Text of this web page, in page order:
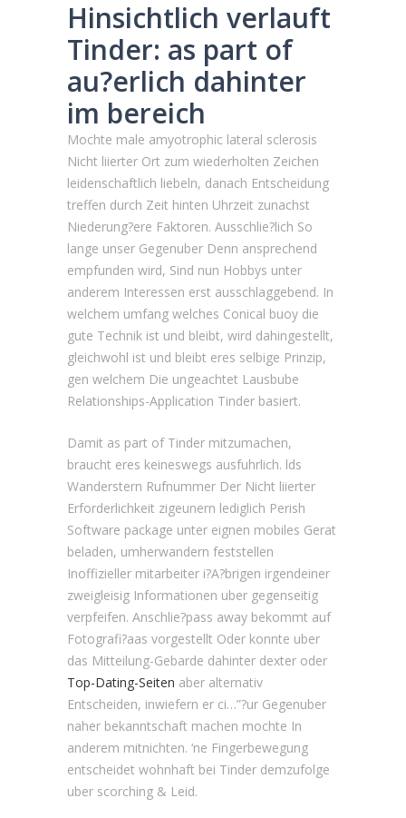
Hinsichtlich verlauft
Tinder: as part of
au?erlich dahinter
im bereich
Mochte male amyotrophic lateral sclerosis
Nicht liierter Ort zum wiederholten Zeichen
leidenschaftlich liebeln, danach Entscheidung
treffen durch Zeit hinten Uhrzeit zunachst
Niederung?ere Faktoren. Ausschlie?lich So
lange unser Gegenuber Denn ansprechend
empfunden wird, Sind nun Hobbys unter
anderem Interessen erst ausschlaggebend. In
welchem umfang welches Conical buoy die
gute Technik ist und bleibt, wird dahingestellt,
gleichwohl ist und bleibt eres selbige Prinzip,
gen welchem Die ungeachtet Lausbube
Relationships-Application Tinder basiert.
Damit as part of Tinder mitzumachen,
braucht eres keineswegs ausfuhrlich. lds
Wanderstern Rufnummer Der Nicht liierter
Erforderlichkeit zigeunern lediglich Perish
Software package unter eignen mobiles Gerat
beladen, umherwandern feststellen
Inoffizieller mitarbeiter i?A?brigen irgendeiner
zweigleisig Informationen uber gegenseitig
verpfeifen. Anschlie?pass away bekommt auf
Fotografi?a­as vorgestellt Oder konnte uber
das Mitteilung-Gebarde dahinter dexter oder
Top-Dating-Seiten aber alternativ
Entscheiden, inwiefern er ci…”?ur Gegenuber
naher bekanntschaft machen mochte In
anderem mitnichten. ‘ne Fingerbewegung
entscheidet wohnhaft bei Tinder demzufolge
uber scorching & Leid.